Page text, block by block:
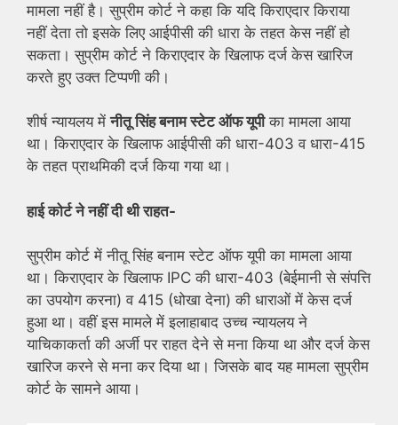
मामला नहीं है। सुप्रीम कोर्ट ने कहा कि यदि किराएदार किराया
नहीं देता तो इसके लिए आईपीसी की धारा के तहत केस नहीं हो
सकता। सुप्रीम कोर्ट ने किराएदार के खिलाफ दर्ज केस खारिज
करते हुए उक्त टिप्पणी की।
शीर्ष न्यायलय मेंनीतू सिंह बनाम स्टेट ऑफ यूपीका मामला आया
था। किराएदार के खिलाफ आईपीसी की धारा-403 व धारा-415
के तहत प्राथमिकी दर्ज किया गया था।
हाई कोर्ट ने नहीं दी थी राहत-
सुप्रीम कोर्ट में नीतू सिंह बनाम स्टेट ऑफ यूपी का मामला आया
था। किराएदार के खिलाफ IPC की धारा-403 (बेईमानी से संपत्ति
का उपयोग करना) व 415 (धोखा देना) की धाराओं में केस दर्ज
हुआ था। वहीं इस मामले में इलाहाबाद उच्च न्यायलय ने
याचिकाकर्ता की अर्जी पर राहत देने से मना किया था और दर्ज केस
खारिज करने से मना कर दिया था। जिसके बाद यह मामला सुप्रीम
कोर्ट के सामने आया।